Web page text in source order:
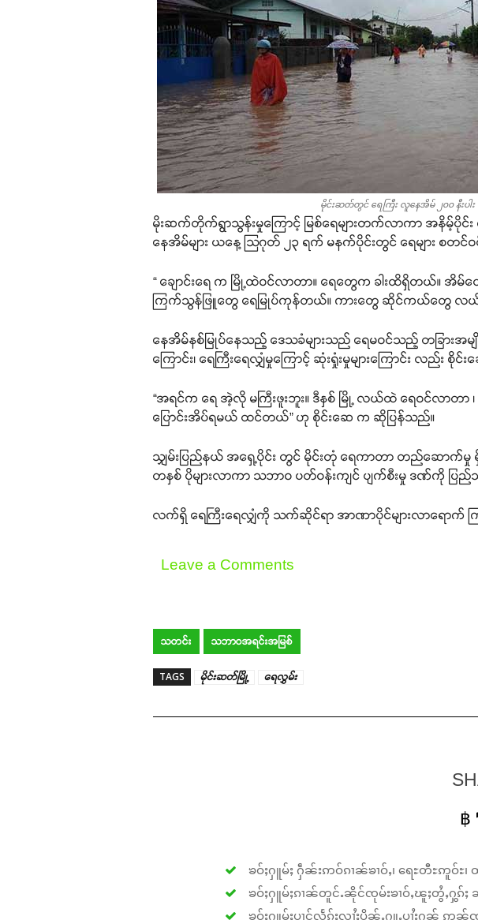
မိုင်းဆတ်တွင် ရေကြီး လူနေအိမ် ၂၀၀ နီးပါး
မိုးဆက်တိုက်ရွာသွန်းမှုကြောင့် မြစ်ရေများတက်လာကာ အနိမ့်ပိုင်
နေအိမ်များ ယနေ့ သြဂုတ် ၂၃ ရက် မနက်ပိုင်းတွင် ရေများ စ
“ ချောင်းရေ က မြို့ထဲဝင်လာတာ။ ရေတွေက ခါးထိရှိတယ်။ အိ
ကြက်သွန်ဖြူတွေ ရေမြုပ်ကုန်တယ်။ ကားတွေ ဆိုင်ကယ်တွေ
နေအိမ်နစ်မြုပ်နေသည့် ဒေသခံများသည် ရေမဝင်သည့် တခြားအမျို
ကြောင်း၊ ရေကြီးရေလျှံမှုကြောင့် ဆုံးရှုံးမှုများကြောင်း လည်း စိုင်
“အရင်က ရေ အဲ့လို မကြီးဖူးဘူး။ ဒီနှစ် မြို့ လယ်ထဲ ရေဝင်လာတ
ပြောင်းအိပ်ရမယ် ထင်တယ်” ဟု စိုင်းဆေ က ဆိုပြန်သည်။
သျှမ်းပြည်နယ် အရှေ့ပိုင်း တွင် မိုင်းတုံ ရေကာတာ တည်ဆောက်မှု
တနှစ် ပိုများလာကာ သဘာဝ ပတ်ဝန်းကျင် ပျက်စီးမှု ဒဏ်ကို ပြည်
လက်ရှိ ရေကြီးရေလျှံကို သက်ဆိုင်ရာ အာဏာပိုင်များလာရော
Leave a Comments
သတင်း သဘာဝအရင်းအမြစ်
TAGS မိုင်းဆတ်မြို့ ရေလွှမ်း
฿
ၶဝ်ႈႁူမ်ႈ ႁဵၼ်းဢဝ်ၵၢၼ်ၶၢဝ်ႇ၊ ရေႊတီႊဢူဝ်ႊ
ၶဝ်ႈႁူမ်ႈၵၢၼ်တူင်ႉၼိုင်ၸုမ်းၶၢဝ်ႇၽူႈတွႆႇႁွၵ်ႈ
ၶဝ်ႈႁူမ်ႈပၢင်လႅၵ်ႈလၢႆႈပိုၼ်ႉႁူႉပၢႆးႁၼ် ဢၼ်